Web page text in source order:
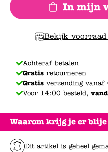
Waarom krijg je er
Dit artikel is geheel
In mijn
Bekijk
Achteraf betalen
Gratis retourneren
Gratis verzending vanaf
Voor 14:00 besteld,